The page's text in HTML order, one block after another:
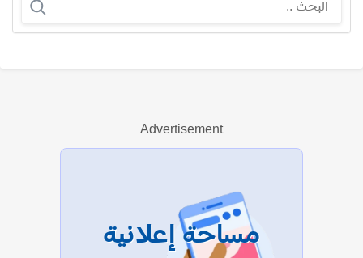
عرض الكل
Advertisement
مساحة إعلانية